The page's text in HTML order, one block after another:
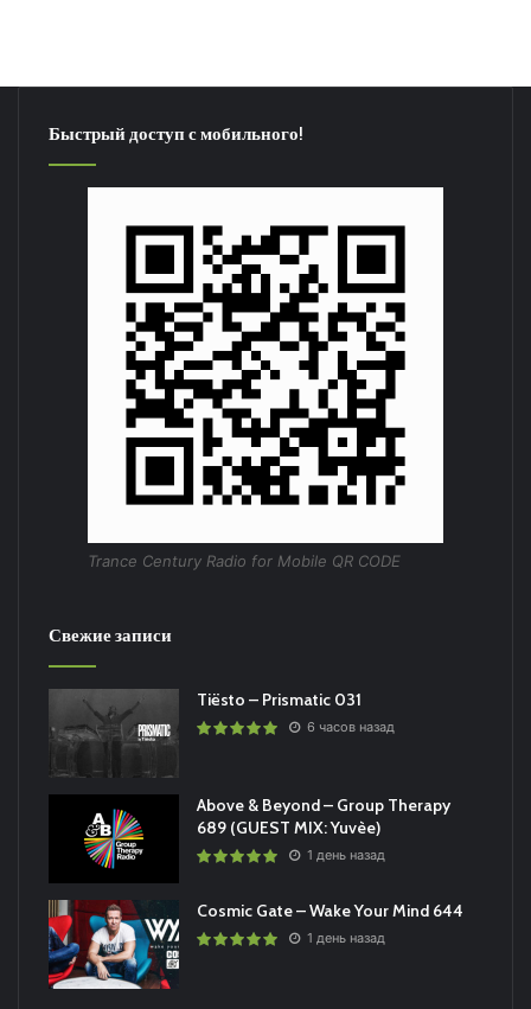
Быстрый доступ с мобильного!
Trance Century Radio for Mobile QR CODE
Свежие записи
Tiësto – Prismatic 031
6 часов назад
Above & Beyond – Group Therapy
689 (GUEST MIX: Yuvèe)
1 день назад
Cosmic Gate – Wake Your Mind 644
1 день назад